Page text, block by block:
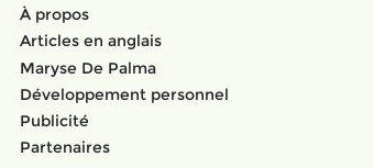
À propos
Articles en anglais
Maryse De Palma
Développement personnel
Publicité
Partenaires